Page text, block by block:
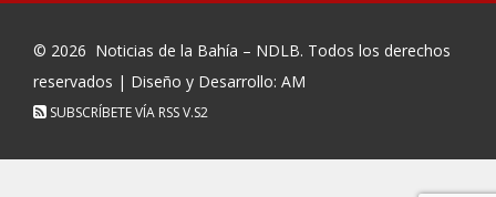
© 2026 Noticias de la Bahía – NDLB. Todos los derechos
reservados | Diseño y Desarrollo: AM
SUBSCRÍBETE VÍA RSSV.S2